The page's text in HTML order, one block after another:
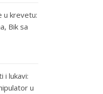
u krevetu:
Bik sa
i lukavi:
u